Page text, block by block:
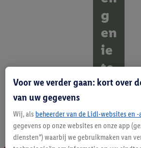
g
en
ie
te
n
n
e
Voor we verder gaan: kort over
van uw gegevens
Wij, als beheerder van de Lidl-websites en -
gegevens op onze websites en onze app
diensten”) waarbij we gebruikmaken van